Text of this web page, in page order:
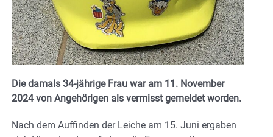
Die damals 34-jährige Frau war am 11. November
2024 von Angehörigen als vermisst gemeldet worden.
Nach dem Auffinden der Leiche am 15. Juni ergaben